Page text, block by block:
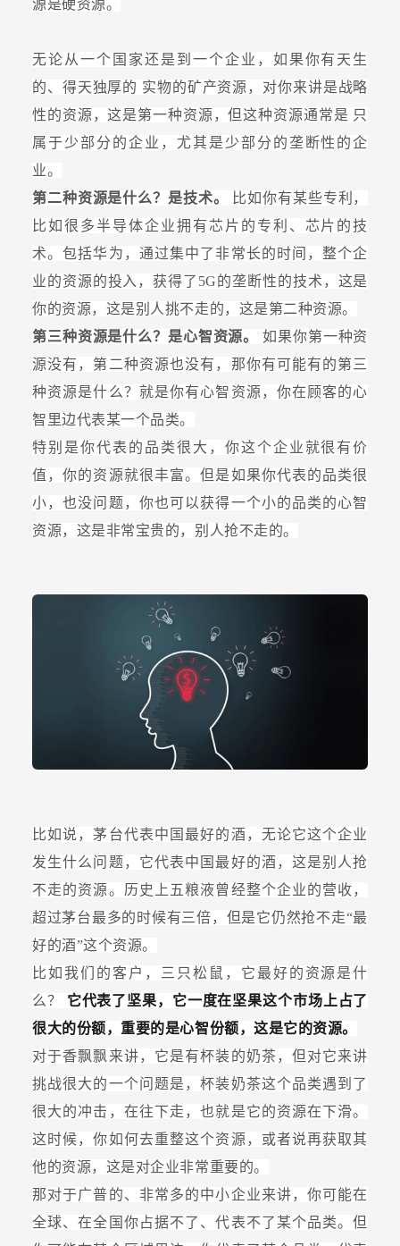
源是硬资源。
无论从一个国家还是到一个企业，如果你有天生
的、得天独厚的 实物的矿产资源，对你来讲是战略
性的资源，这是第一种资源，但这种资源通常是 只
属于少部分的企业，尤其是少部分的垄断性的企
业。
第二种资源是什么？是技术。
比如你有某些专利，
比如很多半导体企业拥有芯片的专利、芯片的技
术。包括华为，通过集中了非常长的时间，整个企
业的资源的投入，获得了5G的垄断性的技术，这是
你的资源，这是别人挑不走的，这是第二种资源。
第三种资源是什么？是心智资源。如果你第一种资
源没有，第二种资源也没有，那你有可能有的第三
种资源是什么？就是你有心智资源，你在顾客的心
智里边代表某一个品类。
特别是你代表的品类很大，你这个企业就很有价
值，你的资源就很丰富。但是如果你代表的品类很
小，也没问题，你也可以获得一个小的品类的心智
资源，这是非常宝贵的，别人抢不走的。
比如说，茅台代表中国最好的酒，无论它这个企业
发生什么问题，它代表中国最好的酒，这是别人抢
不走的资源。历史上五粮液曾经整个企业的营收，
超过茅台最多的时候有三倍，但是它仍然抢不走“最
好的酒”这个资源。
比如我们的客户，三只松鼠，它最好的资源是什
么？ 它代表了坚果，它一度在坚果这个市场上占了
很大的份额，重要的是心智份额，这是它的资源。
对于香飘飘来讲，它是有杯装的奶茶，但对它来讲
挑战很大的一个问题是，杯装奶茶这个品类遇到了
很大的冲击，在往下走，也就是它的资源在下滑。
这时候，你如何去重整这个资源，或者说再获取其
他的资源，这是对企业非常重要的。
那对于广普的、非常多的中小企业来讲，你可能在
全球、在全国你占据不了、代表不了某个品类。但